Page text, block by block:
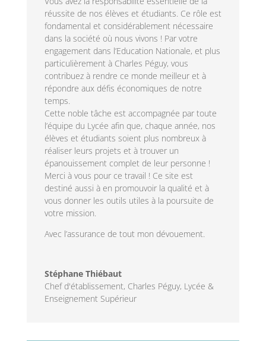
réussite de nos élèves et étudiants. Ce rôle est
fondamental et considérablement nécessaire
dans la société où nous vivons ! Par votre
engagement dans l’Education Nationale, et plus
particulièrement à Charles Péguy, vous
contribuez à rendre ce monde meilleur et à
répondre aux défis économiques de notre
temps.
Cette noble tâche est accompagnée par toute
l’équipe du Lycée afin que, chaque année, nos
élèves et étudiants soient plus nombreux à
réaliser leurs projets et à trouver un
épanouissement complet de leur personne !
Merci à vous pour ce travail ! Ce site est
destiné aussi à en promouvoir la qualité et à
vous donner les outils utiles à la poursuite de
votre mission.
Avec l’assurance de tout mon dévouement.
Stéphane Thiébaut
Chef d'établissement, Charles Péguy, Lycée &
Enseignement Supérieur